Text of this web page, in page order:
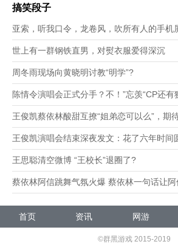
搞笑段子
亚索，听我口令，龙卷风，吹所有人的手机
世上有一群钢铁直男，对熨衣服爱得深沉
周冬雨现场向黄晓明讨教“明学”?
陈情令演唱会正式分手？不！”忘羡“CP还有
王俊凯蔡依林酸甜互撩“姐弟恋可以么”，期
王俊凯演唱会结束深夜发文：花了六年时间
王思聪清空微博 “王校长”退圈了?
蔡依林阿信跳舞气氛火爆 蔡依林一句话让阿
首页 资讯 网游
©群黑游戏 2015-2019